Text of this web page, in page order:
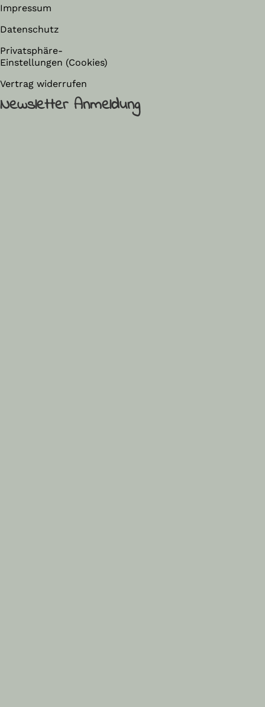
Impressum
Datenschutz
Privatsphäre-
Einstellungen (Cookies)
Vertrag widerrufen
Newsletter Anmeldung